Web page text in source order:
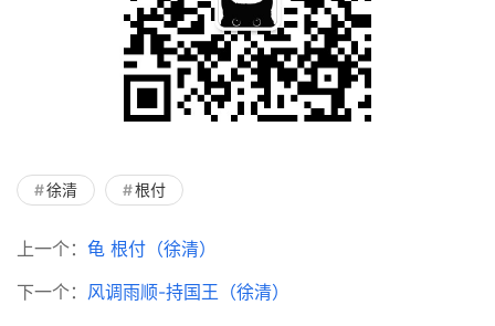
徐清 根付
上一个： 龟 根付（徐清）
下一个： 风调雨顺-持国王（徐清）